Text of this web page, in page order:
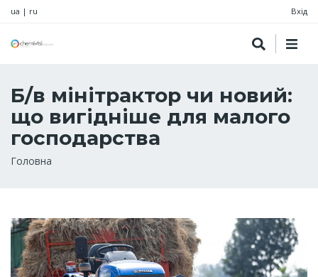
ua | ru Вхід
Б/в мінітрактор чи новий:
що вигідніше для малого
господарства
Рядок
Головна